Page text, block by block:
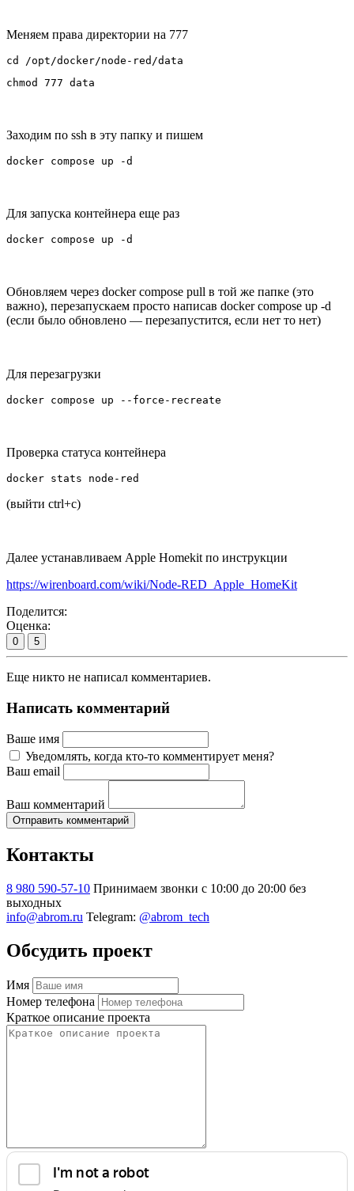
Меняем права директории на 777
cd /opt/docker/node-red/data
chmod 777 data
Заходим по ssh в эту папку и пишем
docker compose up -d
Для запуска контейнера еще раз
docker compose up -d
Обновляем через docker compose pull в той же папке (это
важно), перезапускаем просто написав docker compose up -d
(если было обновлено — перезапустится, если нет то нет)
Для перезагрузки
docker compose up --force-recreate
Проверка статуса контейнера
docker stats node-red
(выйти ctrl+c)
Далее устанавливаем Apple Homekit по инструкции
https://wirenboard.com/wiki/Node-RED_Apple_HomeKit
Поделится:
Оценка:
0 5
Еще никто не написал комментариев.
Написать комментарий
Ваше имя
Уведомлять, когда кто-то комментирует меня?
Ваш email
Ваш комментарий
Отправить комментарий
Контакты
8 980 590-57-10 Принимаем звонки с 10:00 до 20:00 без
выходных
info@abrom.ru Telegram: @abrom_tech
Обсудить проект
Имя
Номер телефона
Краткое описание проекта